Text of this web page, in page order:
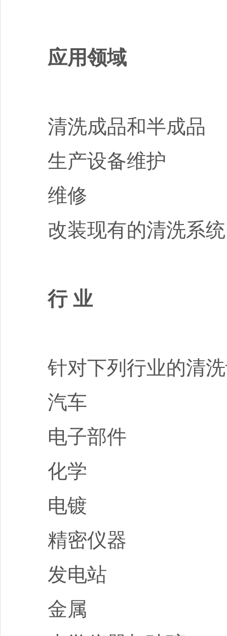
应用领域
清洗成品和半成
生产设备维护
维修
改装现有的清洗
行 业
针对下列行业的清洗
汽车
电子部件
化学
电镀
精密仪器
发电站
金属